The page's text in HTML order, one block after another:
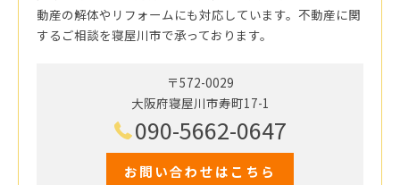
動産の解体やリフォームにも対応しています。不動産に関
するご相談を寝屋川市で承っております。
〒572-0029
大阪府寝屋川市寿町17-1
090-5662-0647
お問い合わせはこちら